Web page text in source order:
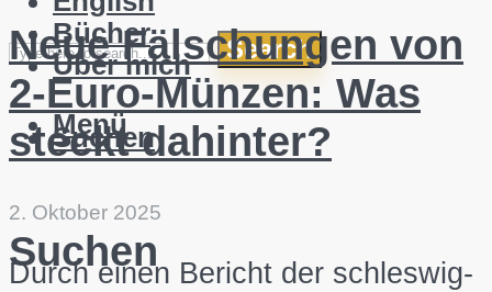
Search
Menü
Bücher
Über mich
Suchen
Suchen
Neue Fälschungen von
2-Euro-Münzen: Was
steckt dahinter?
2. Oktober 2025
Durch einen Bericht der schleswig-